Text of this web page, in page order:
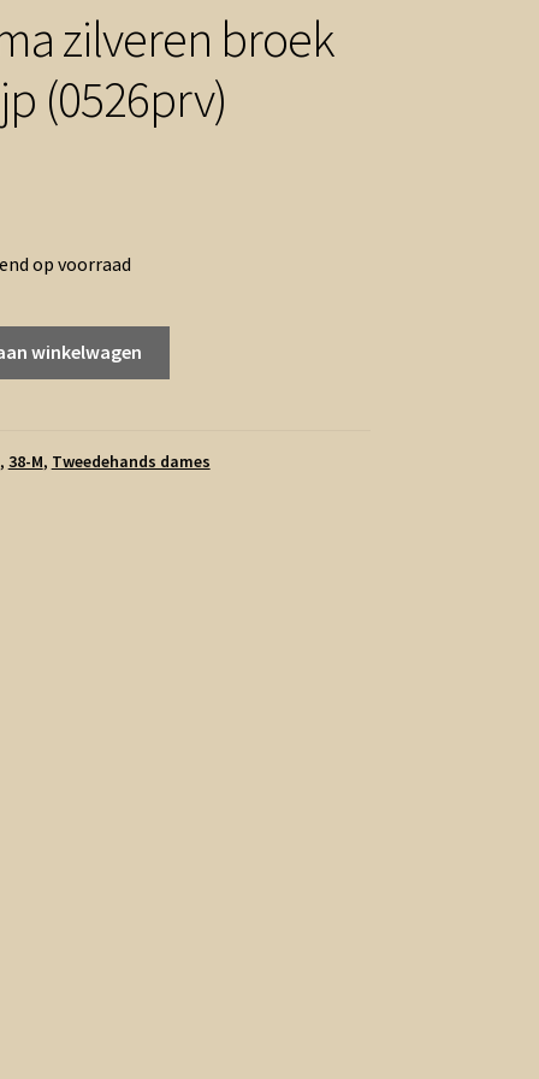
zilveren broek
(0526prv)
op voorraad
winkelwagen
, 38-M, Tweedehands dames